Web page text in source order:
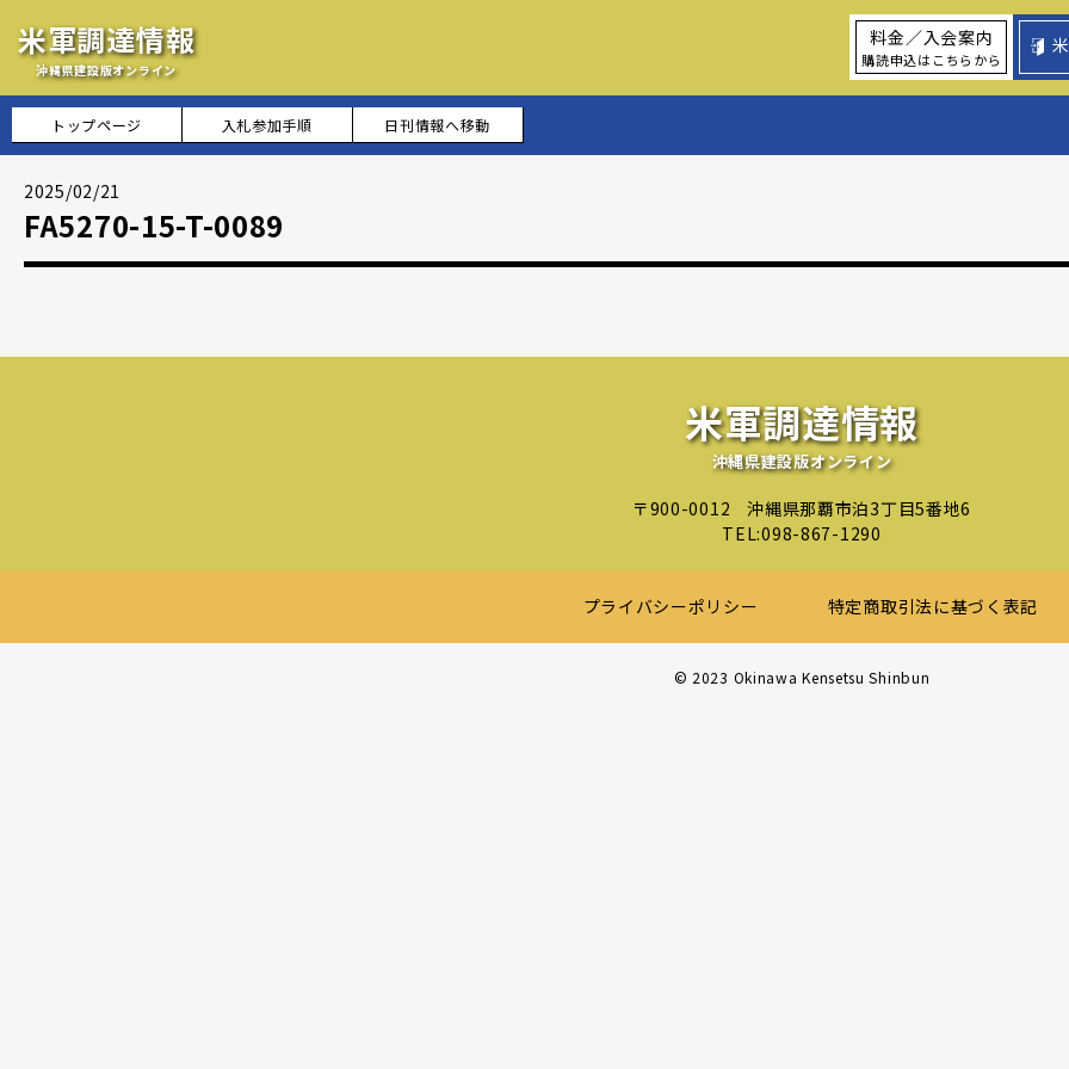
米軍調達情報
沖縄県建設版オンライン
料金／入会案内
購読申込はこちらから
トップページ 入札参加手順 日刊情報へ移動
2025/02/21
FA5270-15-T-0089
米軍調達情報
沖縄県建設版オンライン
〒900-0012
沖縄県那覇市泊3丁目5番地6
TEL:098-867-1290
プライバシーポリシー 特定商取引法に基づく表記
©︎ 2023 Okinawa Kensetsu Shinbun